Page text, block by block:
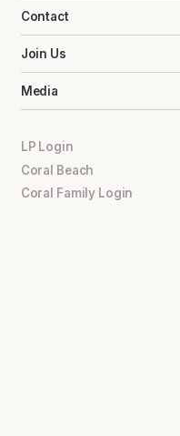
Contact
Join Us
Media
LP Login
Coral Beach
Coral Family Login